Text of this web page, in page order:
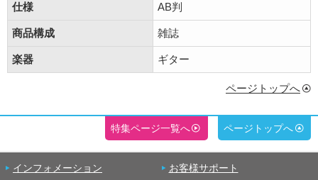
仕様 AB判
商品構成 雑誌
楽器 ギター
ページトップへ
特集ページ一覧へ ページトップへ
インフォメーション お客様サポート